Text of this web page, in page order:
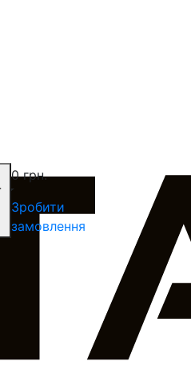
0 грн.
Зробити
замовлення